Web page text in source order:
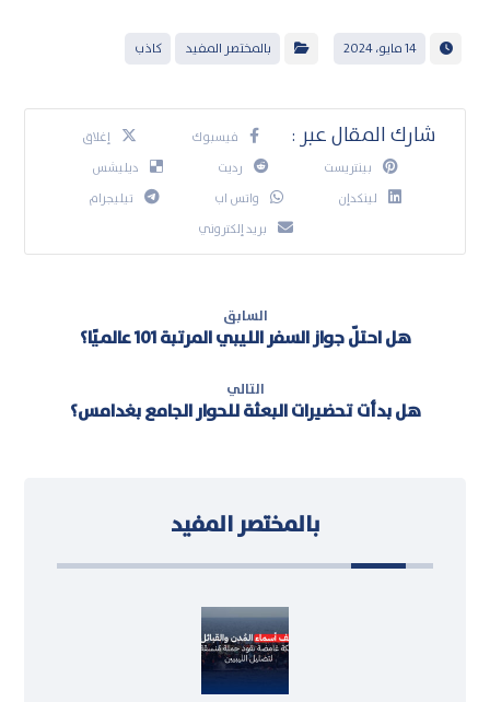
14 مايو، 2024 بالمختصر المفيد كاذب
فيسبوك
إغلاق
بينتريست
رديت
ديليشس
لينكدإن
واتس اب
تيليجرام
بريد إلكتروني
السابق
هل احتلّ جواز السفر الليبي المرتبة 101 عالميًا؟
التالي
هل بدأت تحضيرات البعثة للحوار الجامع بغدامس؟
بالمختصر المفيد